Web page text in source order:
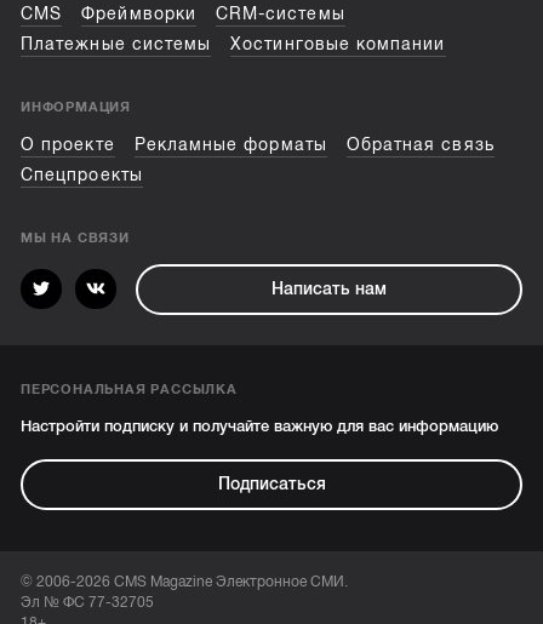
CMS Фреймворки
CRM-системы
Платежные системы
Хостинговые компании
ИНФОРМАЦИЯ
О проекте Рекламные форматы
Обратная связь
Спецпроекты
МЫ НА СВЯЗИ
Написать нам
ПЕРСОНАЛЬНАЯ РАССЫЛКА
Настройти подписку и получайте важную для вас информацию
Подписаться
© 2006-2026 CMS Magazine Электронное СМИ.
Эл № ФС 77-32705